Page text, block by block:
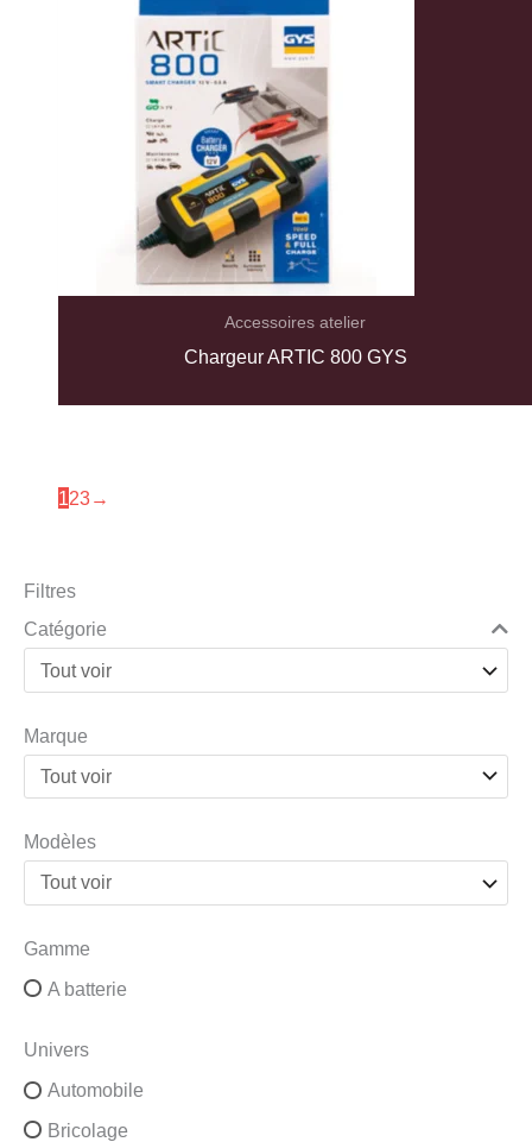
Filtres
Catégorie
Marque
Modèles
Gamme
A batterie
Univers
Automobile
Bricolage
Accessoires atelier
Chargeur ARTIC 800 GYS
123→